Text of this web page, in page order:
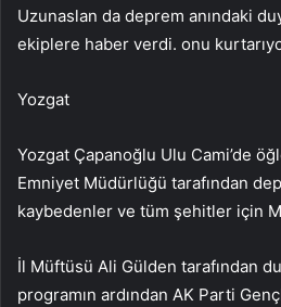
Uzunaslan da deprem anındaki
ekiplere haber verdi. onu
Yozgat
Yozgat Çapanoğlu Ulu Cami’de
Emniyet Müdürlüğü tarafından
kaybedenler ve tüm şehitler için
İl Müftüsü Ali Gülden tarafından
programın ardından AK Parti